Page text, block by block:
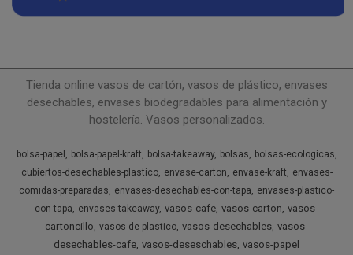
Tienda online vasos de cartón, vasos de plástico, envases
desechables, envases biodegradables para alimentación y
hostelería. Vasos personalizados.
bolsa-papel bolsa-papel-kraft bolsa-takeaway bolsas
bolsas-ecologicas
cubiertos-desechables-plastico
envase-carton envase-kraft
envases-
comidas-preparadas
envases-desechables-con-tapa
envases-plastico-
con-tapa
envases-takeaway vasos-cafe vasos-carton vasos-
cartoncillo vasos-de-plastico vasos-desechables vasos-
desechables-cafe vasos-deseschables vasos-papel